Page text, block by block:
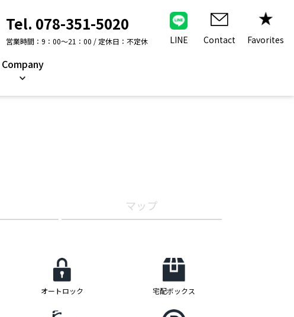
Tel. 078-351-5020
営業時間：9：00～21：00 / 定休日：不定休 LINE Contact Favorites
Company
マップ
オートロック 宅配ボックス